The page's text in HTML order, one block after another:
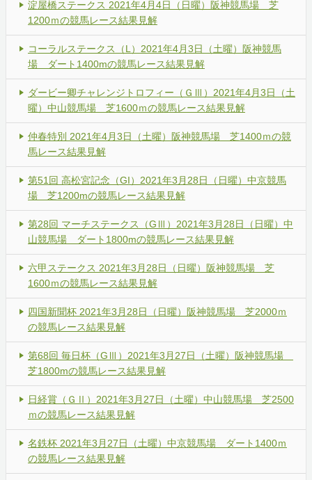
淀屋橋ステークス 2021年4月4日（日曜）阪神競馬場 芝
1200ｍの競馬レース結果見解
コーラルステークス（L）2021年4月3日（土曜）阪神競馬
場 ダート1400mの競馬レース結果見解
ダービー卿チャレンジトロフィー（ＧⅢ）2021年4月3日（土
曜）中山競馬場 芝1600ｍの競馬レース結果見解
仲春特別 2021年4月3日（土曜）阪神競馬場 芝1400ｍの競
馬レース結果見解
第51回 高松宮記念（GI）2021年3月28日（日曜）中京競馬
場 芝1200mの競馬レース結果見解
第28回 マーチステークス（GⅢ）2021年3月28日（日曜）中
山競馬場 ダート1800mの競馬レース結果見解
六甲ステークス 2021年3月28日（日曜）阪神競馬場 芝
1600ｍの競馬レース結果見解
四国新聞杯 2021年3月28日（日曜）阪神競馬場 芝2000ｍ
の競馬レース結果見解
第68回 毎日杯（GⅢ）2021年3月27日（土曜）阪神競馬場
芝1800mの競馬レース結果見解
日経賞（ＧⅡ）2021年3月27日（土曜）中山競馬場 芝2500
ｍの競馬レース結果見解
名鉄杯 2021年3月27日（土曜）中京競馬場 ダート1400ｍ
の競馬レース結果見解